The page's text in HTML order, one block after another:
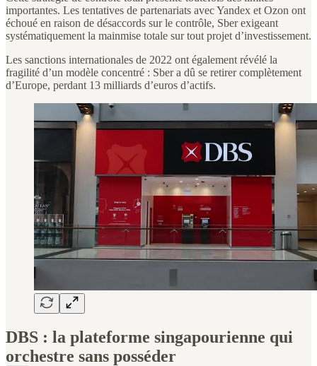
importantes. Les tentatives de partenariats avec Yandex et Ozon ont
échoué en raison de désaccords sur le contrôle, Sber exigeant
systématiquement la mainmise totale sur tout projet d’investissement.
Les sanctions internationales de 2022 ont également révélé la
fragilité d’un modèle concentré : Sber a dû se retirer complètement
d’Europe, perdant 13 milliards d’euros d’actifs.
DBS : la plateforme singapourienne qui
orchestre sans posséder